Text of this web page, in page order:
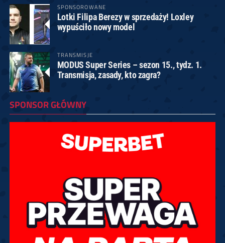
SPONSOROWANE
Lotki Filipa Berezy w sprzedaży! Loxley
wypuściło nowy model
TRANSMISJE
MODUS Super Series – sezon 15., tydz. 1.
Transmisja, zasady, kto zagra?
SPONSOR GŁÓWNY